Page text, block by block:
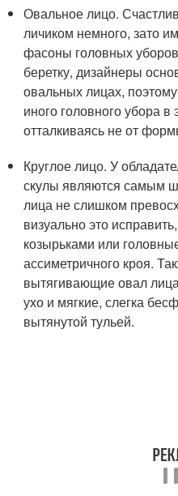
Овальное лицо.
личиком немного, зато
фасоны головных
беретку, дизайнеры
овальных лицах,
иного головного убора
отталкиваясь не от
Круглое лицо. У
скулы являются самым
лица не слишком
визуально это
козырьками или
ассиметричного кроя.
вытягивающие овал
ухо и мягкие, слегка
вытянутой тульей.